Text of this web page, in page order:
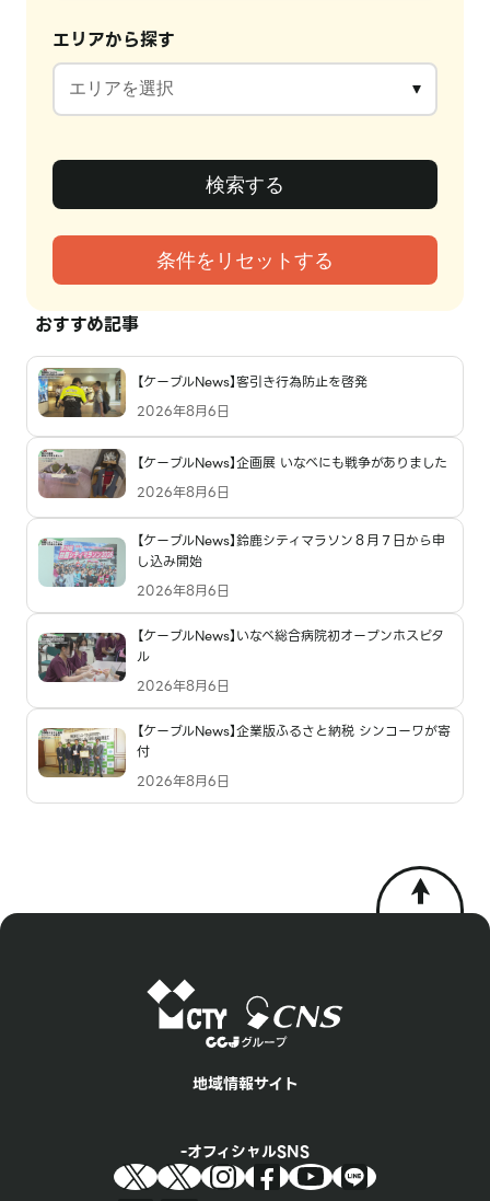
エリアから探す
おすすめ記事
【ケーブルNews】客引き行為防止を啓発
2026年8月6日
【ケーブルNews】企画展 いなべにも戦争がありました
2026年8月6日
【ケーブルNews】鈴鹿シティマラソン８月７日から申
し込み開始
2026年8月6日
【ケーブルNews】いなべ総合病院初オープンホスピタ
ル
2026年8月6日
【ケーブルNews】企業版ふるさと納税 シンコーワが寄
付
2026年8月6日
地域情報サイト
オフィシャルSNS